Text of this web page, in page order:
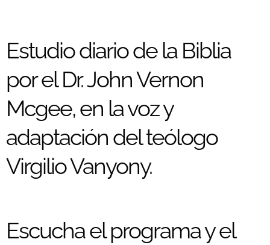
Estudio diario de la Biblia
por el Dr. John Vernon
Mcgee, en la voz y
adaptación del teólogo
Virgilio Vanyony.
Escucha el programa y el